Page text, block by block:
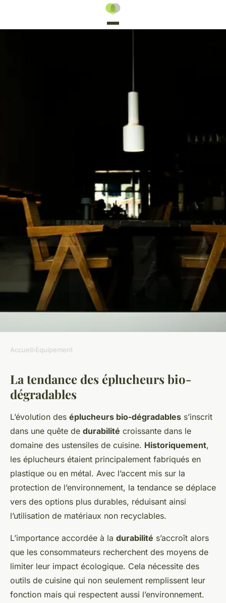
EQUIPEMENT
Les éplucheurs bio-
dégradables, une tendance à
suivre
Maxime 2 janvier 2025 6 min de lecture
Accueil›Equipement
La tendance des éplucheurs bio-
dégradables
L’évolution des éplucheurs bio-dégradables s’inscrit
dans une quête de durabilité croissante dans le
domaine des ustensiles de cuisine. Historiquement,
les éplucheurs étaient principalement fabriqués en
plastique ou en métal. Avec l’accent mis sur la
protection de l’environnement, la tendance se déplace
vers des options plus durables, réduisant ainsi
l’utilisation de matériaux non recyclables.
L’importance accordée à la durabilité s’accroît alors
que les consommateurs recherchent des moyens de
limiter leur impact écologique. Cela nécessite des
outils de cuisine qui non seulement remplissent leur
fonction mais qui respectent aussi l’environnement.